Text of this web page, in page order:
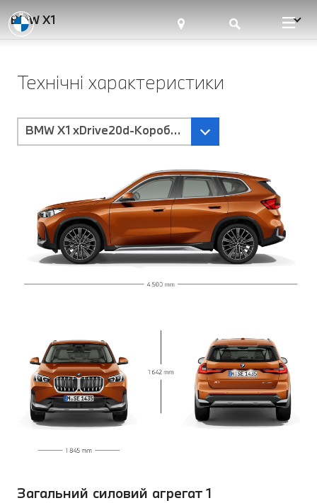
BMW X1
Технічні характеристики
BMW X1 xDrive20d-Коробка передач Steptronic з
Загальний силовий агрегат 1